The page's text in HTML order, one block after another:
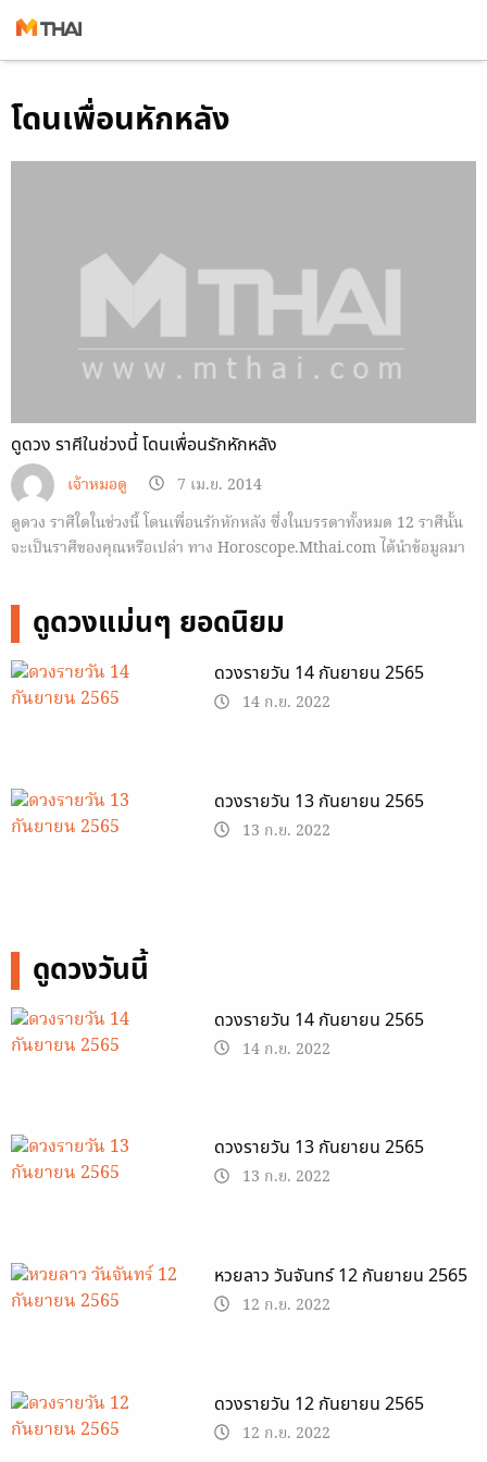
toโดนเพื่อนหักหลัง
ดูดวง ราศีในช่วงนี้ โดนเพื่อนรักหักหลัง
เจ้าหมอดู
7 เม.ย. 2014
ดูดวง ราศีใดในช่วงนี้ โดนเพื่อนรักหักหลัง ซึ่งในบรรดาทั้งหมด 12 ราศีนั้น
จะเป็นราศีของคุณหรือเปล่า ทาง Horoscope.Mthai.com ได้นำข้อมูลมา
ดูดวงแม่นๆ ยอดนิยม
ดวงรายวัน 14 กันยายน 2565
14 ก.ย. 2022
ดวงรายวัน 13 กันยายน 2565
13 ก.ย. 2022
ดูดวงวันนี้
ดวงรายวัน 14 กันยายน 2565
14 ก.ย. 2022
ดวงรายวัน 13 กันยายน 2565
13 ก.ย. 2022
หวยลาว วันจันทร์ 12 กันยายน 2565
12 ก.ย. 2022
ดวงรายวัน 12 กันยายน 2565
12 ก.ย. 2022